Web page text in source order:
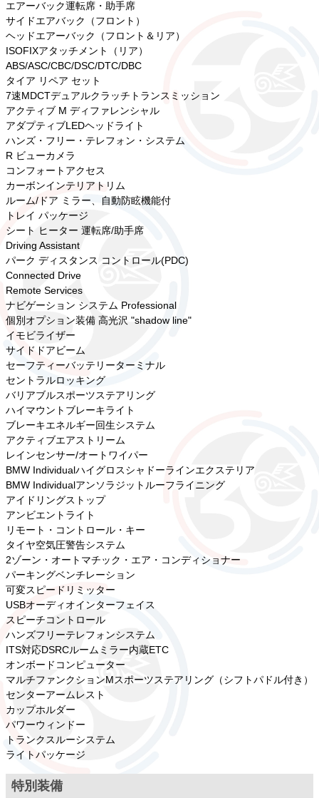
エアーバック運転席・助手席
サイドエアバック（フロント）
ヘッドエアーバック（フロント＆リア）
ISOFIXアタッチメント（リア）
ABS/ASC/CBC/DSC/DTC/DBC
タイア リペア セット
7速MDCTデュアルクラッチトランスミッション
アクティブ M ディファレンシャル
アダプティブLEDヘッドライト
ハンズ・フリー・テレフォン・システム
R ビューカメラ
コンフォートアクセス
カーボンインテリアトリム
ルーム/ドア ミラー、自動防眩機能付
トレイ パッケージ
シート ヒーター 運転席/助手席
Driving Assistant
パーク ディスタンス コントロール(PDC)
Connected Drive
Remote Services
ナビゲーション システム Professional
個別オプション装備 高光沢 "shadow line"
イモビライザー
サイドドアビーム
セーフティーバッテリーターミナル
セントラルロッキング
バリアブルスポーツステアリング
ハイマウントブレーキライト
ブレーキエネルギー回生システム
アクティブエアストリーム
レインセンサー/オートワイパー
BMW Individualハイグロスシャドーラインエクステリア
BMW Individualアンソラジットルーフライニング
アイドリングストップ
アンビエントライト
リモート・コントロール・キー
タイヤ空気圧警告システム
2ゾーン・オートマチック・エア・コンディショナー
パーキングベンチレーション
可変スピードリミッター
USBオーディオインターフェイス
スピーチコントロール
ハンズフリーテレフォンシステム
ITS対応DSRCルームミラー内蔵ETC
オンボードコンピューター
マルチファンクションMスポーツステアリング（シフトパドル付き）
センターアームレスト
カップホルダー
パワーウィンドー
トランクスルーシステム
ライトパッケージ
特別装備